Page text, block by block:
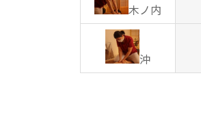
木ノ内
沖